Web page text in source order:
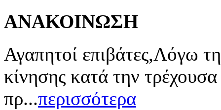
ΑΝΑΚΟΙΝΩΣΗ
Αγαπητοί επιβάτες,Λόγω
κίνησης κατά την
πρ...περισσότερα